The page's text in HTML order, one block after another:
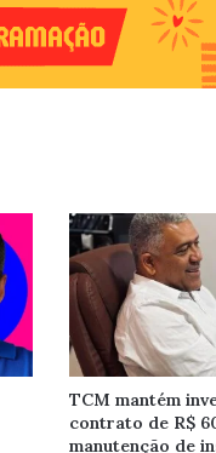
TCM mantém
contrato de R$
manutenção de